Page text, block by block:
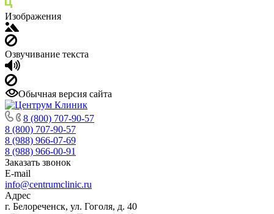
Изображения
Озвучивание текста
Обычная версия сайта
8 (800) 707-90-57
8 (800) 707-90-57
8 (988) 966-07-69
8 (988) 966-00-91
Заказать звонок
E-mail
info@centrumclinic.ru
Адрес
г. Белореченск, ул. Гоголя, д. 40